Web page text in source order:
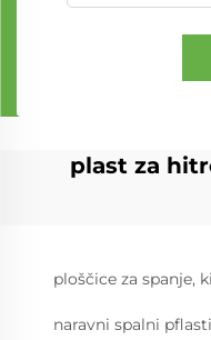
plast za
ploščice za spanje,
naravni spalni pflasti